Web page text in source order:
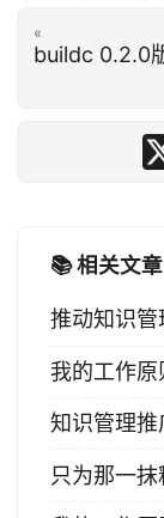
«
buildc 0.2.0
📚 相关文章
推动知识
我的工作原
知识管理推
只为那一抹